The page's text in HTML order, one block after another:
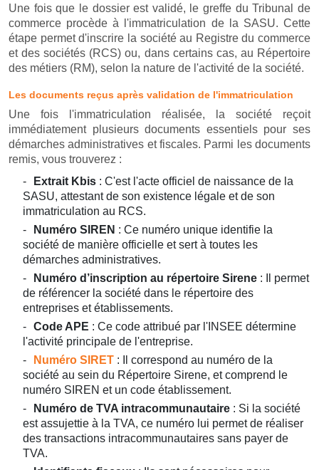
Une fois que le dossier est validé, le greffe du Tribunal de
commerce procède à l'immatriculation de la SASU. Cette
étape permet d'inscrire la société au Registre du commerce
et des sociétés (RCS) ou, dans certains cas, au Répertoire
des métiers (RM), selon la nature de l'activité de la société.
Les documents reçus après validation de l'immatriculation
Une fois l'immatriculation réalisée, la société reçoit
immédiatement plusieurs documents essentiels pour ses
démarches administratives et fiscales. Parmi les documents
remis, vous trouverez :
Extrait Kbis : C'est l'acte officiel de naissance de la
SASU, attestant de son existence légale et de son
immatriculation au RCS.
Numéro SIREN : Ce numéro unique identifie la
société de manière officielle et sert à toutes les
démarches administratives.
Numéro d’inscription au répertoire Sirene : Il permet
de référencer la société dans le répertoire des
entreprises et établissements.
Code APE : Ce code attribué par l'INSEE détermine
l'activité principale de l'entreprise.
Numéro SIRET : Il correspond au numéro de la
société au sein du Répertoire Sirene, et comprend le
numéro SIREN et un code établissement.
Numéro de TVA intracommunautaire : Si la société
est assujettie à la TVA, ce numéro lui permet de réaliser
des transactions intracommunautaires sans payer de
TVA.